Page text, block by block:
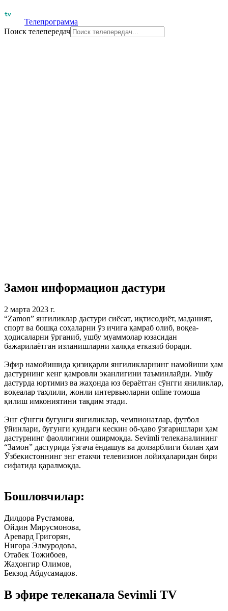
Телепрограмма
Поиск телепередач
Замон информацион дастури
2 марта 2023 г.
“Zamon” янгиликлар дастури сиёсат, иқтисодиёт, маданият,
спорт ва бошқа соҳаларни ўз ичига қамраб олиб, воқеа-
ҳодисаларни ўрганиб, ушбу муаммолар юзасидан
бажарилаётган изланишларни халққа етказиб боради.
Эфир намойишида қизиқарли янгиликларнинг намойиши ҳам
дастурнинг кенг қамровли эканлигини таъминлайди. Ушбу
дастурда юртимиз ва жаҳонда юз бераётган сўнгги яниликлар,
воқеалар таҳлили, жонли интервьюларни online томоша
қилиш имкониятини тақдим этади.
Энг сўнгги бугунги янгиликлар, чемпионатлар, футбол
ўйинлари, бугунги кундаги кескин об-ҳаво ўзгаришлари ҳам
дастурнинг фаоллигини оширмоқда. Sevimli телеканалининг
“Замон” дастурида ўзгача ёндашув ва долзарблиги билан ҳам
Ўзбекистоннинг энг етакчи телевизион лойиҳаларидан бири
сифатида қаралмоқда.
Бошловчилар:
Дилдора Рустамова,
Ойдин Мирусмонова,
Аревард Григорян,
Нигора Элмуродова,
Отабек Тожибоев,
Жаҳонгир Олимов,
Бекзод Абдусамадов.
В эфире телеканала Sevimli TV